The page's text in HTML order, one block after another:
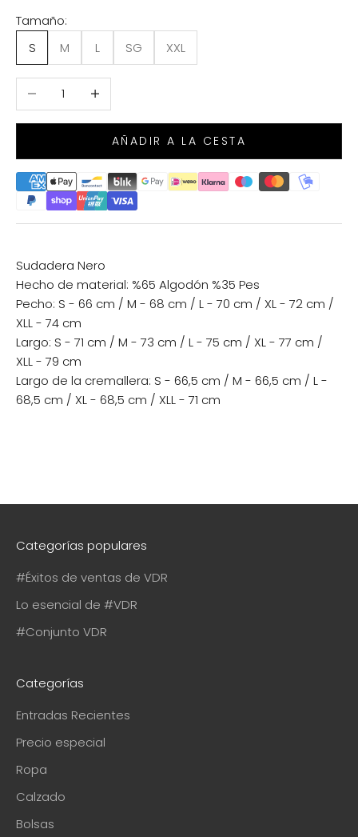
Tamaño:
S
M L SG XXL
Reducir cantidadAumentar cantidad
AÑADIR A LA CESTA
Sudadera Nero
Hecho de material: %65 Algodón %35 Pes
Pecho: S - 66 cm / M - 68 cm / L - 70 cm / XL - 72 cm /
XLL - 74 cm
Largo: S - 71 cm / M - 73 cm / L - 75 cm / XL - 77 cm /
XLL - 79 cm
Largo de la cremallera: S - 66,5 cm / M - 66,5 cm / L -
68,5 cm / XL - 68,5 cm / XLL - 71 cm
Categorías populares
#Éxitos de ventas de VDR
Lo esencial de #VDR
#Conjunto VDR
Categorías
Entradas Recientes
Precio especial
Ropa
Calzado
Bolsas